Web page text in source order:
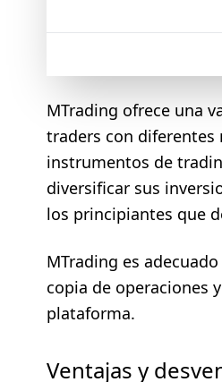
MTrading ofrece una
traders con diferentes
instrumentos de
diversificar sus
los principiantes que
MTrading es
copia de operaciones
plataforma.
Ventajas y